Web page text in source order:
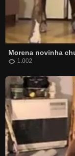
Morena novinha
1.002